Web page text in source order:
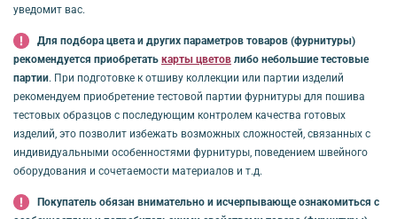
уведомит вас.
Для подбора цвета и других параметров товаров (фурнитуры)
рекомендуется приобретать карты цветов либо небольшие тестовые
партии. При подготовке к отшиву коллекции или партии изделий
рекомендуем приобретение тестовой партии фурнитуры для пошива
тестовых образцов с последующим контролем качества готовых
изделий, это позволит избежать возможных сложностей, связанных с
индивидуальными особенностями фурнитуры, поведением швейного
оборудования и сочетаемости материалов и т.д.
Покупатель обязан внимательно и исчерпывающе ознакомиться с